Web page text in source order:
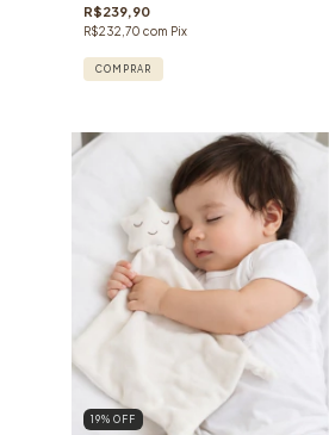
R$239,90
R$232,70 com Pix
19% OFF